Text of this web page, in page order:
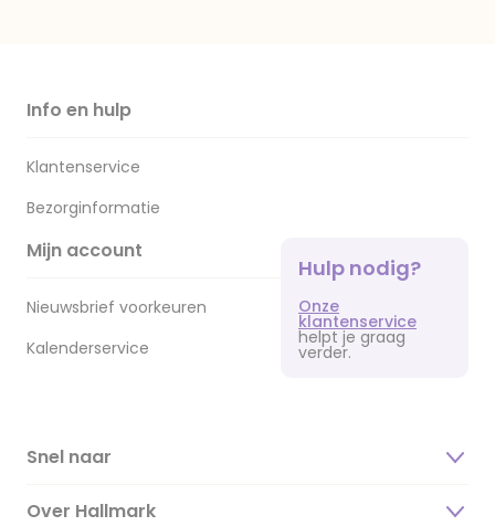
Info en hulp
Klantenservice
Bezorginformatie
Mijn account
Nieuwsbrief voorkeuren
Kalenderservice
Hulp nodig?
Onze
klantenservice
helpt je graag
verder.
Snel naar
Over Hallmark